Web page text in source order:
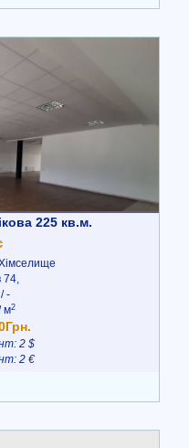
225 кв.м.
74,
-
м2
2 $
2 €